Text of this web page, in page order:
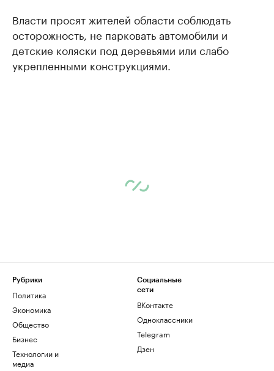
Власти просят жителей области соблюдать
осторожность, не парковать автомобили и
детские коляски под деревьями или слабо
укрепленными конструкциями.
Рубрики
Политика
Экономика
Общество
Бизнес
Технологии и
медиа
Социальные
сети
ВКонтакте
Одноклассники
Telegram
Дзен